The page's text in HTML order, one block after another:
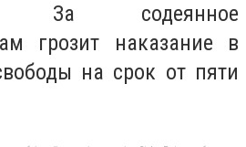
За содеянное
грозит наказание в
на срок от пяти